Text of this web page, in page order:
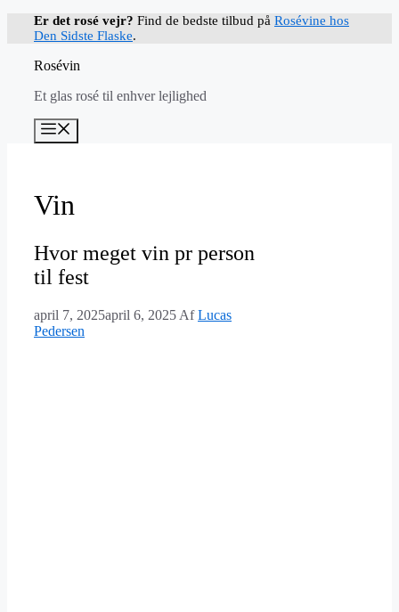
Er det rosé vejr? Find de bedste tilbud på Rosévine hos
Den Sidste Flaske.
Rosévin
Et glas rosé til enhver lejlighed
Vin
Hvor meget vin pr person
til fest
april 7, 2025april 6, 2025 AfLucas
Pedersen